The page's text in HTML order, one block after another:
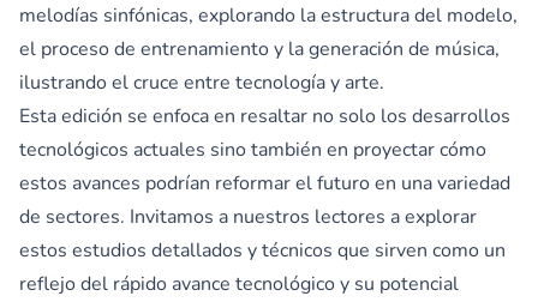
melodías sinfónicas, explorando la estructura del modelo,
el proceso de entrenamiento y la generación de música,
ilustrando el cruce entre tecnología y arte.
Esta edición se enfoca en resaltar no solo los desarrollos
tecnológicos actuales sino también en proyectar cómo
estos avances podrían reformar el futuro en una variedad
de sectores. Invitamos a nuestros lectores a explorar
estos estudios detallados y técnicos que sirven como un
reflejo del rápido avance tecnológico y su potencial